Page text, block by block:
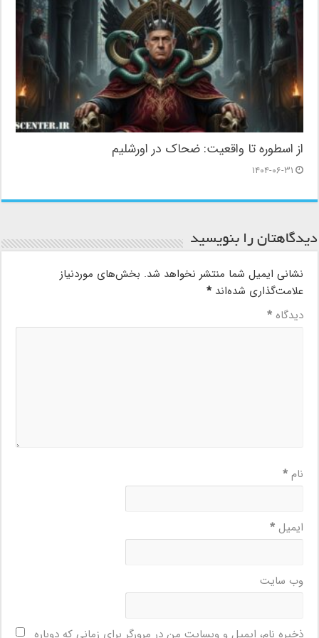
از اسطوره تا واقعیت: ضحاک در اورشلیم
۱۴۰۴-۰۶-۳۱
دیدگاهتان را بنویسید
نشانی ایمیل شما منتشر نخواهد شد. بخش‌های موردنیاز
علامت‌گذاری شده‌اند*
دیدگاه*
نام*
ایمیل*
وب‌ سایت